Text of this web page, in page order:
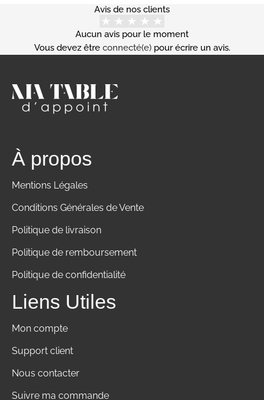
Avis de nos clients
Aucun avis pour le moment
Vous devez être connecté(e)pour écrire un avis.
À propos
Mentions Légales
Conditions Générales de Vente
Politique de livraison
Politique de remboursement
Politique de confidentialité
Liens Utiles
Mon compte
Support client
Nous contacter
Suivre ma commande